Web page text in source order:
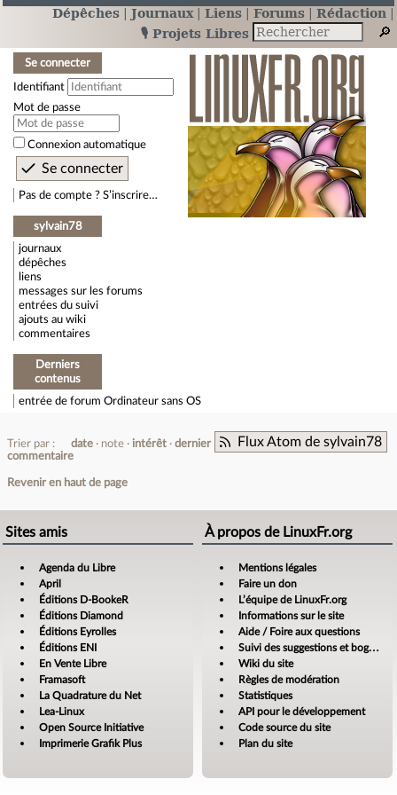
Dépêches Journaux Liens Forums
Rédaction
🎙️ Projets Libres
Se connecter
Identifiant
Mot de passe
Connexion automatique
Pas de compte ? S’inscrire…
sylvain78
journaux
dépêches
liens
messages sur les forums
entrées du suivi
ajouts au wiki
commentaires
Derniers
contenus
entrée de forum Ordinateur sans OS
Flux Atom de sylvain78
Trier par : date note intérêt
dernier
commentaire
Revenir en haut de page
Sites amis
Agenda du Libre
April
Éditions D-BookeR
Éditions Diamond
Éditions Eyrolles
Éditions ENI
En Vente Libre
Framasoft
La Quadrature du Net
Lea-Linux
Open Source Initiative
Imprimerie Grafik Plus
À propos de LinuxFr.org
Mentions légales
Faire un don
L’équipe de LinuxFr.org
Informations sur le site
Aide / Foire aux questions
Suivi des suggestions et bogues
Wiki du site
Règles de modération
Statistiques
API pour le développement
Code source du site
Plan du site